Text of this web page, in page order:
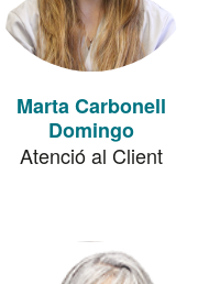
Marta Carbonell
Domingo
Atenció al Client